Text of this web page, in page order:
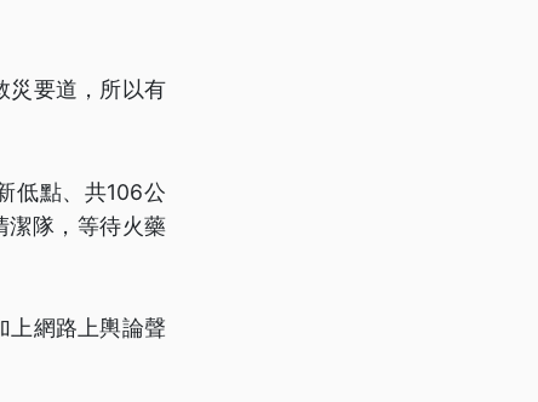
災要道，所以有
低點、共106公
潔隊，等待火藥
上網路上輿論聲